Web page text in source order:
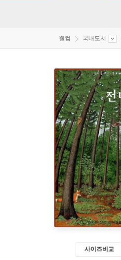
웰컴 국내도서
사이즈비교